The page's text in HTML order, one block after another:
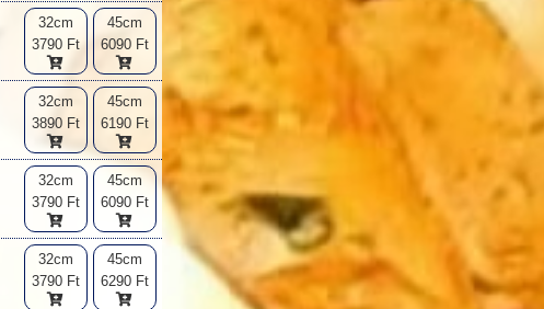
32cm
3790 Ft
45cm
6090 Ft
32cm
3890 Ft
45cm
6190 Ft
32cm
3790 Ft
45cm
6090 Ft
32cm
3790 Ft
45cm
6290 Ft